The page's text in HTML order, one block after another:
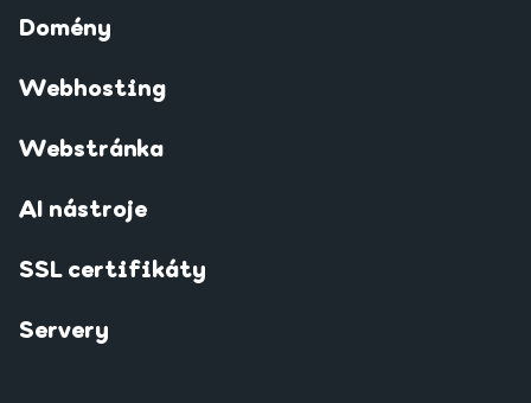
Domény
Webhosting
Webstránka
AI nástroje
SSL certifikáty
Servery